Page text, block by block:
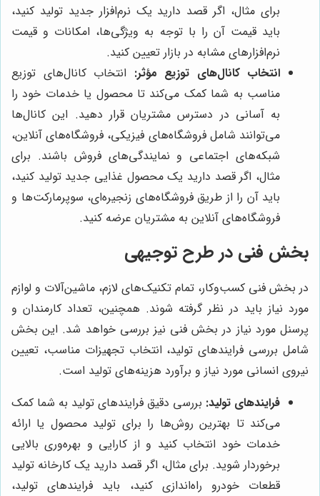
برای مثال، اگر قصد دارید یک نرم‌افزار جدید تولید کنید،
باید قیمت آن را با توجه به ویژگی‌ها، امکانات و قیمت
نرم‌افزارهای مشابه در بازار تعیین کنید.
انتخاب کانال‌های توزیع مؤثر: انتخاب کانال‌های توزیع
مناسب به شما کمک می‌کند تا محصول یا خدمات خود را
به آسانی در دسترس مشتریان قرار دهید. این کانال‌ها
می‌توانند شامل فروشگاه‌های فیزیکی، فروشگاه‌های آنلاین،
شبکه‌های اجتماعی و نمایندگی‌های فروش باشند. برای
مثال، اگر قصد دارید یک محصول غذایی جدید تولید کنید،
باید آن را از طریق فروشگاه‌های زنجیره‌ای، سوپرمارکت‌ها و
فروشگاه‌های آنلاین به مشتریان عرضه کنید.
بخش فنی در طرح توجیهی
در بخش فنی کسب‌وکار، تمام تکنیک‌های لازم، ماشین‌آلات و لوازم
مورد نیاز باید در نظر گرفته شوند. همچنین، تعداد کارمندان و
پرسنل مورد نیاز در بخش فنی نیز بررسی خواهد شد. این بخش
شامل بررسی فرایندهای تولید، انتخاب تجهیزات مناسب، تعیین
نیروی انسانی مورد نیاز و برآورد هزینه‌های تولید است.
فرایندهای تولید: بررسی دقیق فرایندهای تولید به شما کمک
می‌کند تا بهترین روش‌ها را برای تولید محصول یا ارائه
خدمات خود انتخاب کنید و از کارایی و بهره‌وری بالایی
برخوردار شوید. برای مثال، اگر قصد دارید یک کارخانه تولید
قطعات خودرو راه‌اندازی کنید، باید فرایندهای تولید،